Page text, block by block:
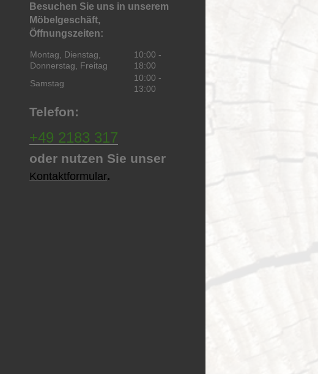
Besuchen Sie uns in unserem
Möbelgeschäft,
Öffnungszeiten:
Montag, Dienstag,
Donnerstag, Freitag
10:00 -
18:00
Samstag
10:00 -
13:00
Telefon:
+49 2183 317
oder nutzen Sie unser
Kontaktformular.